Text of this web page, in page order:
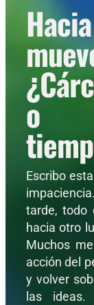
o
Escribo
tarde, todo
hacia otro
Muchos
acción del
y volver
las ideas.